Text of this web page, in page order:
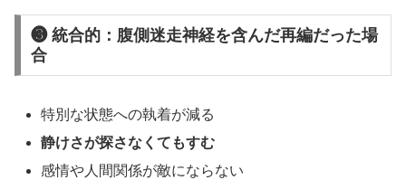
❸ 統合的： 腹側迷走神経を含んだ再編だった場
合
特別な状態への執着が減る
静けさが探さなくてもすむ
感情や人間関係が敵にならない